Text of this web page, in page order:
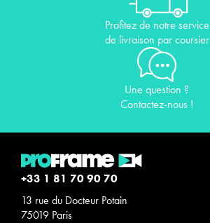
Profitez de notre service
de livraison par coursier
Une question ?
Contactez-nous !
+33 1 81 70 90 70
13 rue du Docteur Potain
75019 Paris